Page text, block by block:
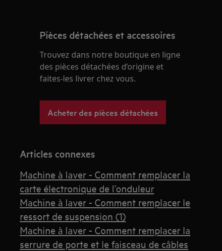
Pièces détachées et accessoires
Trouvez dans notre boutique en ligne
des pièces détachées d’origine et
faites-les livrer chez vous.
Acheter des pièces détachées
Articles connexes
Machine à laver - Comment remplacer la
carte électronique de l’onduleur
Machine à laver - Comment remplacer le
ressort de suspension (1)
Machine à laver - Comment remplacer la
serrure de porte et le faisceau de câbles